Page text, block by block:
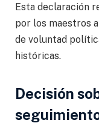
Esta declaración
por los maestros
de voluntad
históricas.
Decisión